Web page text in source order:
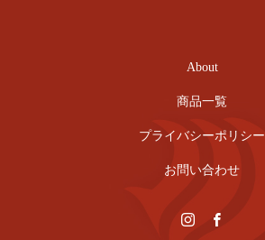
About
商品一覧
プライバシーポリシー
お問い合わせ